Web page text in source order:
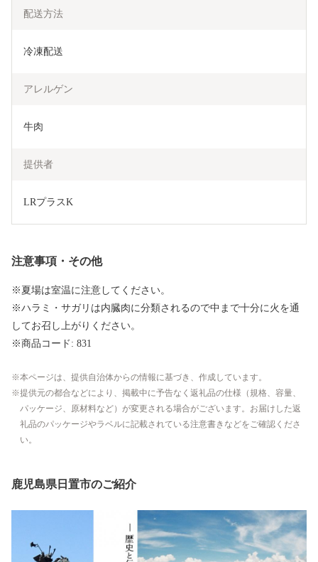
配送方法
冷凍配送
アレルゲン
牛肉
提供者
LRプラスK
注意事項・その他
※夏場は室温に注意してください。
※ハラミ・サガリは内臓肉に分類されるので中まで十分に火を通
してお召し上がりください。
※商品コード: 831
本ページは、提供自治体からの情報に基づき、作成しています。
提供元の都合などにより、掲載中に予告なく返礼品の仕様（規格、容量、
パッケージ、原材料など）が変更される場合がございます。お届けした返
礼品のパッケージやラベルに記載されている注意書きなどをご確認くださ
い。
鹿児島県日置市のご紹介